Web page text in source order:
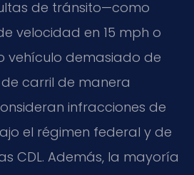
de tránsito—como
velocidad en 15 mph o
vehículo demasiado de
carril de manera
infracciones de
el régimen federal y de
CDL. Además, la mayoría